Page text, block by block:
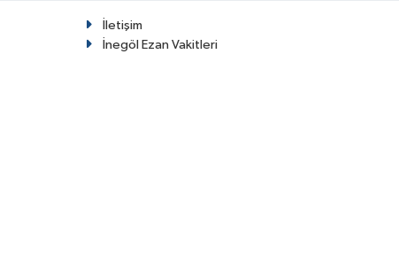
İletişim
İnegöl Ezan Vakitleri